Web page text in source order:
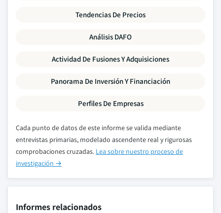
Tendencias De Precios
Análisis DAFO
Actividad De Fusiones Y Adquisiciones
Panorama De Inversión Y Financiación
Perfiles De Empresas
Cada punto de datos de este informe se valida mediante
entrevistas primarias, modelado ascendente real y rigurosas
comprobaciones cruzadas. Lea sobre nuestro proceso de
investigación →
Informes relacionados